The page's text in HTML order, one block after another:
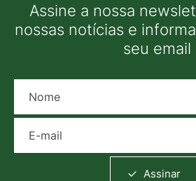
Assine a nossa
nossas notícias e
seu email
Assinar